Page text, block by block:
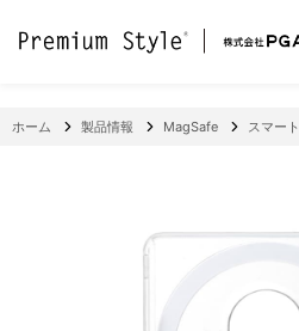
ホーム 製品情報 MagSafe スマー